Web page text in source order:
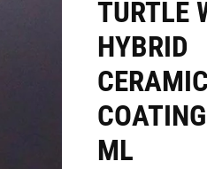
TURTLE
HYBRID
ML